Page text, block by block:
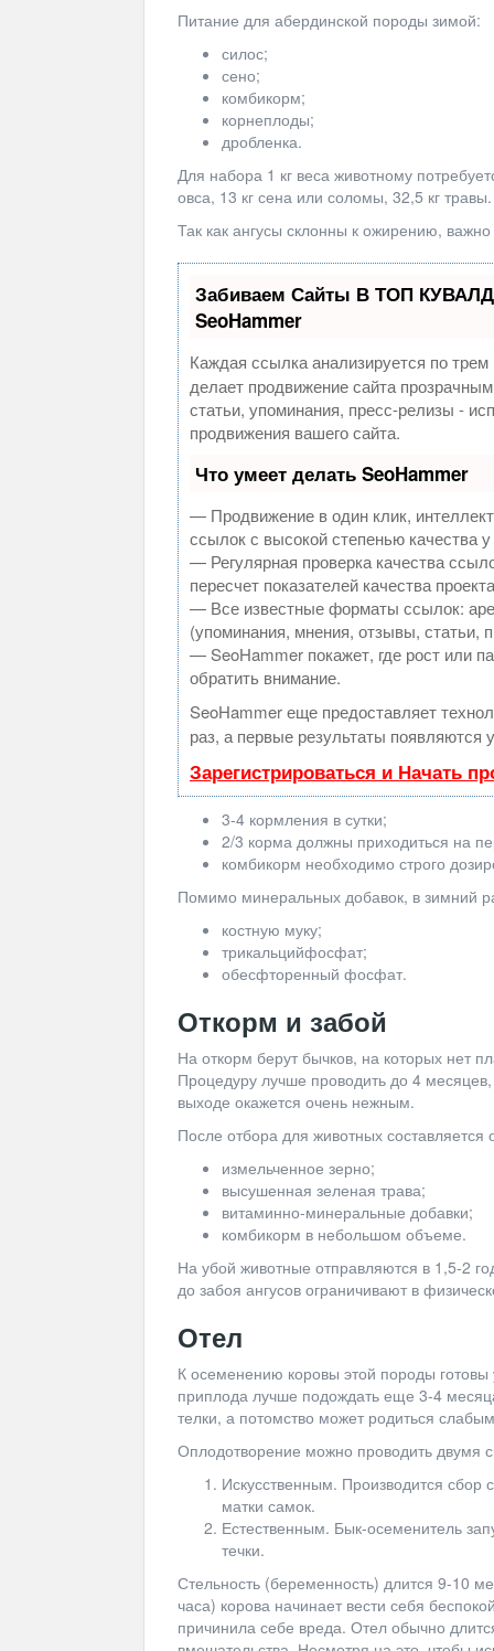
Питание для абердинской породы зимой:
силос;
сено;
комбикорм;
корнеплоды;
дробленка.
Для набора 1 кг веса животному
овса, 13 кг сена или соломы, 32,5 кг травы.
Так как ангусы склонны к ожирению,
Забиваем Сайты В ТОП
SeoHammer
Каждая ссылка анализируется по
делает продвижение сайта
статьи, упоминания, пресс-релизы -
продвижения вашего сайта.
Что умеет делать SeoHammer
— Продвижение в один клик,
ссылок с высокой степенью качества
— Регулярная проверка качества
пересчет показателей качества
— Все известные форматы ссылок:
(упоминания, мнения, отзывы, статьи,
— SeoHammer покажет, где рост или
обратить внимание.
SeoHammer еще предоставляет
раз, а первые результаты появляются
Зарегистрироваться и Начать
3-4 кормления в сутки;
2/3 корма должны приходиться на
комбикорм необходимо строго
Помимо минеральных добавок, в зимний
костную муку;
трикальцийфосфат;
обесфторенный фосфат.
Откорм и забой
На откорм берут бычков, на которых нет
Процедуру лучше проводить до 4
выходе окажется очень нежным.
После отбора для животных
измельченное зерно;
высушенная зеленая трава;
витаминно-минеральные добавки;
комбикорм в небольшом объеме.
На убой животные отправляются в 1,5-2
до забоя ангусов ограничивают в
Отел
К осеменению коровы этой породы
приплода лучше подождать еще 3-4
телки, а потомство может родиться
Оплодотворение можно проводить двумя
Искусственным. Производится сбор
матки самок.
Естественным. Бык-осеменитель
течки.
Стельность (беременность) длится 9-10
часа) корова начинает вести себя
причинила себе вреда. Отел обычно